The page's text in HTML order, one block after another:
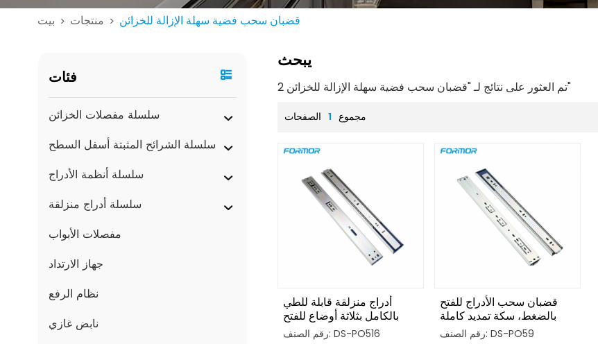
بيت > منتجات > قضبان سحب فضية سهلة الإزالة للخزائن
فئات
سلسلة مفصلات الخزائن
سلسلة الشرائح المثبتة أسفل السطح
سلسلة أنظمة الأدراج
سلسلة أدراج منزلقة
مفصلات الأبواب
جهاز الارتداد
نظام الرفع
نابض غازي
يبحث
2 تم العثور على نتائج لـ "قضبان سحب فضية سهلة الإزالة للخزائن"
مجموع 1 الصفحات
أدراج منزلقة قابلة للطي
بالكامل بثلاثة أوضاع للفتح
بالضغط
رقم الصنف: DS-PO516
قضبان سحب الأدراج للفتح
بالضغط، سكة تمديد كاملة
رقم الصنف: DS-PO59